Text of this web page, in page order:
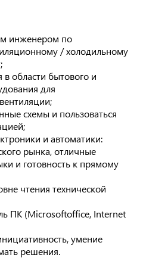
инженером по
/ холодильному
в области бытового и
для
схемы и пользоваться
и автоматики:
рынка, отличные
и готовность к прямому
чтения технической
ПК (Microsoftoffice, Internet
умение
решения.